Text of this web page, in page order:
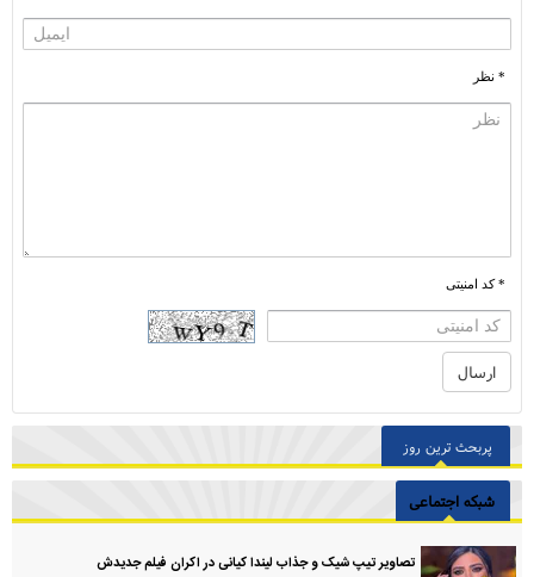
* نظر
* کد امنیتی
پربحث ترین روز
شبکه اجتماعی
تصاویر تیپ شیک و جذاب لیندا کیانی در اکران فیلم جدیدش